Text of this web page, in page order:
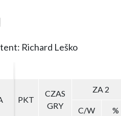
Richard Leško
PKT
CZAS
GRY
ZA 2
C/W %
PKT
CZAS
GRY
ZA 2
C/W %